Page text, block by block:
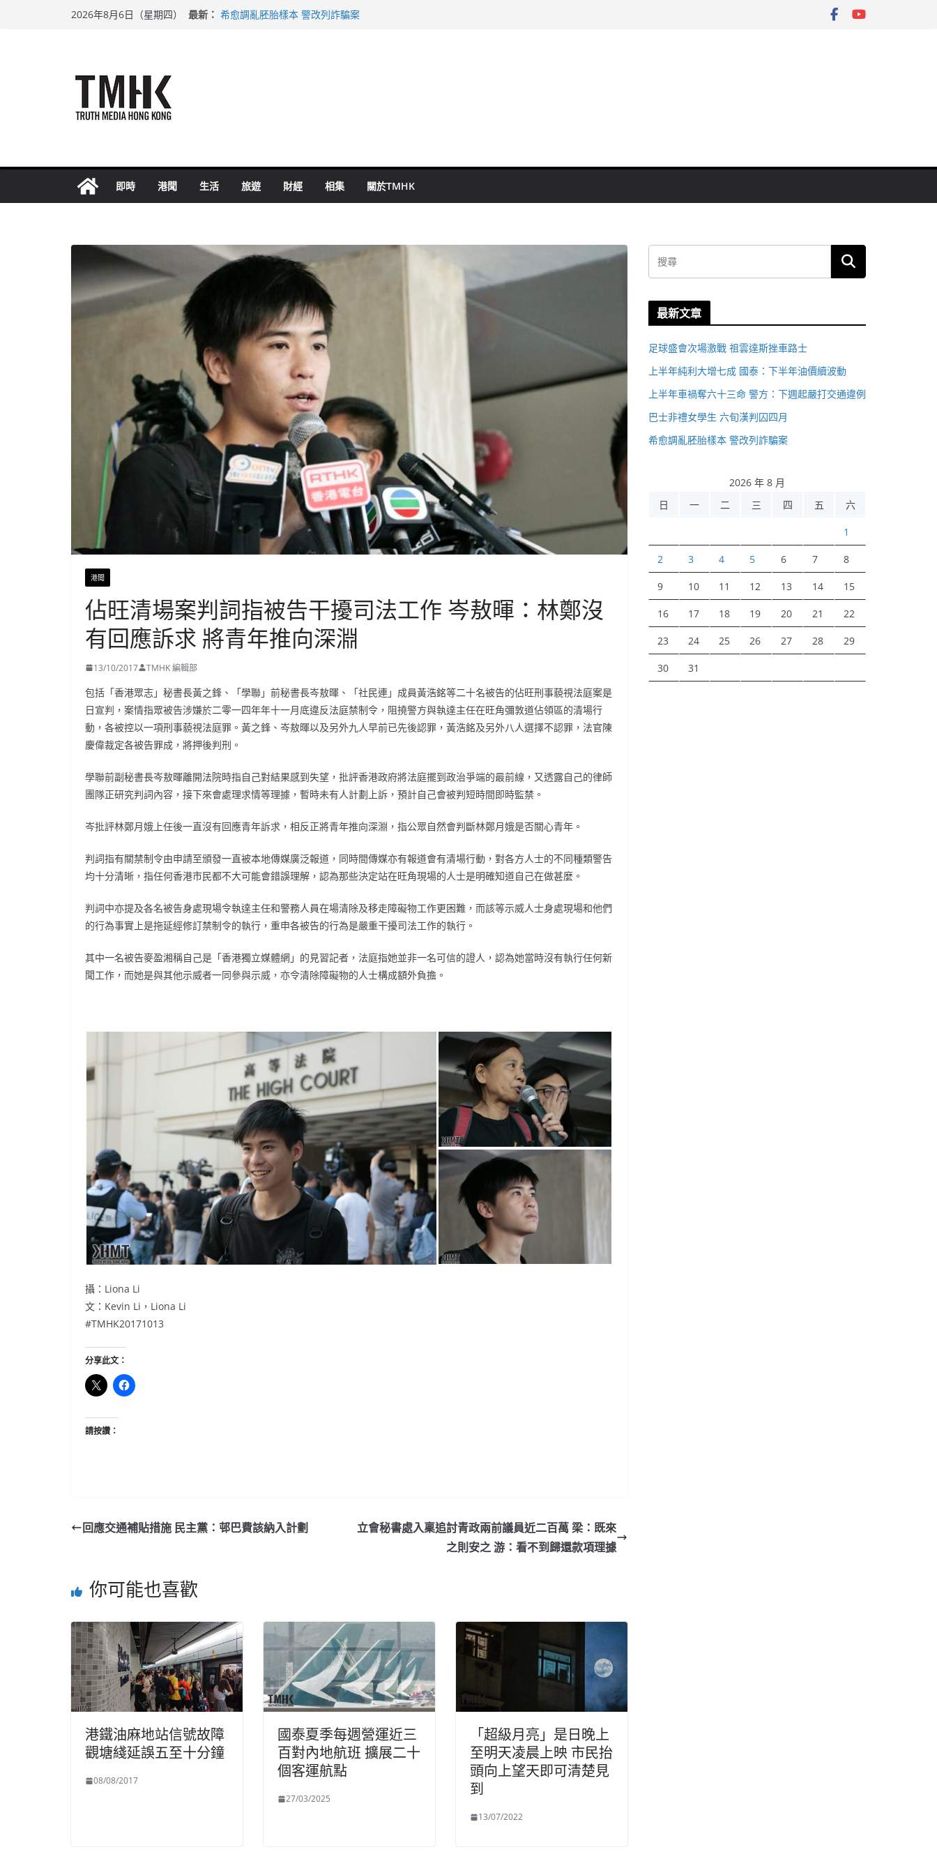
2026年8月6日（星期四） 最新： 希愈調亂胚胎樣本 警改列詐騙案
即時 港聞 生活 旅遊 財經 相集 關於TMHK
港聞
佔旺清場案判詞指被告干擾司法工作 岑敖暉：林鄭沒
有回應訴求 將青年推向深淵
13/10/2017 TMHK 編輯部
包括「香港眾志」秘書長黃之鋒、「學聯」前秘書長岑敖暉、「社民連」成員黃浩銘等二十名被告的佔旺刑事藐視法庭案是
日宣判，案情指眾被告涉嫌於二零一四年年十一月底違反法庭禁制令，阻撓警方與執達主任在旺角彌敦道佔領區的清場行
動，各被控以一項刑事藐視法庭罪。黃之鋒、岑敖暉以及另外九人早前已先後認罪，黃浩銘及另外八人選擇不認罪，法官陳
慶偉裁定各被告罪成，將押後判刑。
學聯前副秘書長岑敖暉離開法院時指自己對結果感到失望，批評香港政府將法庭擺到政治爭端的最前線，又透露自己的律師
團隊正研究判詞內容，接下來會處理求情等理據，暫時未有人計劃上訴，預計自己會被判短時間即時監禁。
岑批評林鄭月娥上任後一直沒有回應青年訴求，相反正將青年推向深淵，指公眾自然會判斷林鄭月娥是否關心青年。
判詞指有關禁制令由申請至頒發一直被本地傳媒廣泛報道，同時間傳媒亦有報道會有清場行動，對各方人士的不同種類警告
均十分清晰，指任何香港市民都不大可能會錯誤理解，認為那些決定站在旺角現場的人士是明確知道自己在做甚麼。
判詞中亦提及各名被告身處現場令執達主任和警務人員在場清除及移走障礙物工作更困難，而該等示威人士身處現場和他們
的行為事實上是拖延經修訂禁制令的執行，重申各被告的行為是嚴重干擾司法工作的執行。
其中一名被告麥盈湘稱自己是「香港獨立媒體網」的見習記者，法庭指她並非一名可信的證人，認為她當時沒有執行任何新
聞工作，而她是與其他示威者一同參與示威，亦令清除障礙物的人士構成額外負擔。
攝：Liona Li
文：Kevin Li，Liona Li
#TMHK20171013
分享此文：
請按讚：
回應交通補貼措施 民主黨：邨巴費該納入計劃
立會秘書處入稟追討青政兩前議員近二百萬 梁：既來
之則安之 游：看不到歸還款項理據
你可能也喜歡
港鐵油麻地站信號故障
觀塘綫延誤五至十分鐘
08/08/2017
國泰夏季每週營運近三
百對內地航班 擴展二十
個客運航點
27/03/2025
「超級月亮」是日晚上
至明天凌晨上映 市民抬
頭向上望天即可清楚見
到
13/07/2022
最新文章
足球盛會次場激戰 祖雲達斯挫車路士
上半年純利大增七成 國泰：下半年油價續波動
上半年車禍奪六十三命 警方：下週起嚴打交通違例
巴士非禮女學生 六旬漢判囚四月
希愈調亂胚胎樣本 警改列詐騙案
2026 年 8 月
日
一 二 三 四 五 六
1
2 3 4 5 6 7 8
9 10 11 12 13 14 15
16 17 18 19 20 21 22
23 24 25 26 27 28 29
30 31